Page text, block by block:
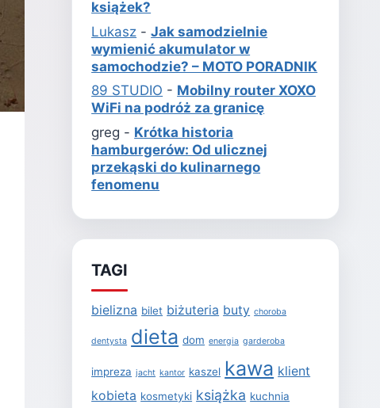
książek?
Lukasz -Jak samodzielnie
wymienić akumulator w
samochodzie? – MOTO PORADNIK
89 STUDIO - Mobilny router XOXO
WiFi na podróż za granicę
greg - Krótka historia
hamburgerów: Od ulicznej
przekąski do kulinarnego
fenomenu
TAGI
bielizna bilet biżuteria buty choroba
dentysta dieta dom energia garderoba
impreza jacht kantor kaszel kawa klient
kobieta kosmetyki książka kuchnia